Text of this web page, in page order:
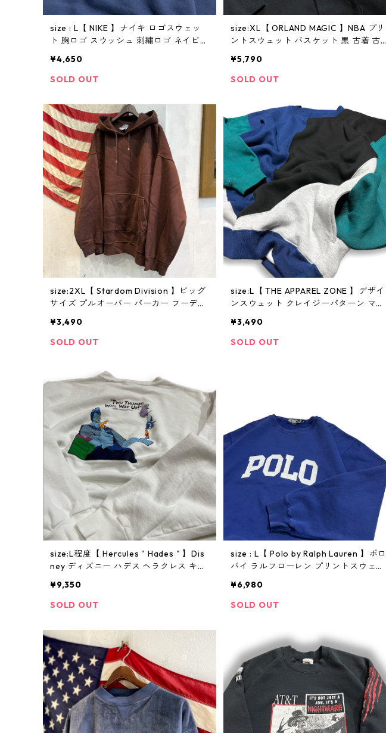
size : L【 NIKE 】ナイキ ロゴスウェッ
ト 胸ロゴ スウッシュ 刺繍ロゴ ネイビー
¥4,650
SOLD OUT
size:XL【 ORLAND MAGIC 】NBA プリ
ントスウェット バスケット 黒 古着 古着
¥5,790
SOLD OUT
size:2XL【 Stardom Division 】ビッグ
サイズ プルオーバー パーカー フーディ
寺 ビンテージ
¥3,490
SOLD OUT
size:L【 THE APPAREL ZONE 】デザイ
ンスウェット クレイジーパターン マル
¥3,490
SOLD OUT
size:L程度【 Hercules " Hades " 】Dis
ney ディズニー ハデス ヘラクレス キャ
古着 古着屋 ビンテージ
¥9,350
SOLD OUT
size : L【 Polo by Ralph Lauren 】ポロ
バイ ラルフローレン プリントスウェッ
円寺 ビンテージ
¥6,980
SOLD OUT